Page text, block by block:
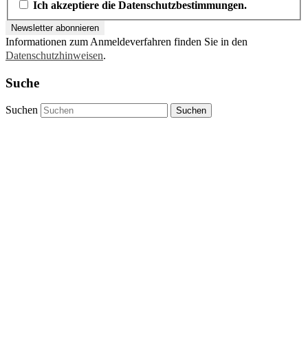
Ich akzeptiere die Datenschutzbestimmungen.
Informationen zum Anmeldeverfahren finden Sie in den
Datenschutzhinweisen.
Suche
Suchen